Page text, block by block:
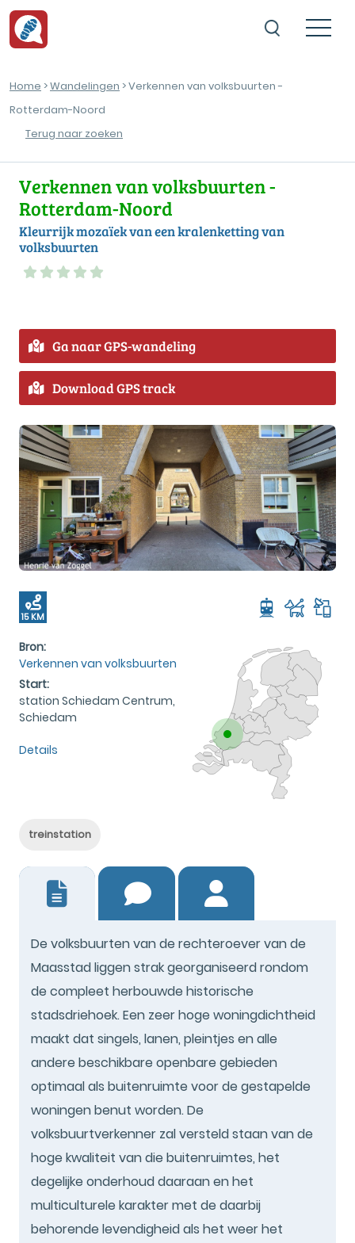
Home >Wandelingen > Verkennen van volksbuurten -
Rotterdam-Noord
Terug naar zoeken
Verkennen van volksbuurten -
Rotterdam-Noord
Kleurrijk mozaïek van een kralenketting van
volksbuurten
Ga naar GPS-wandeling
Download GPS track
15 KM
Bron:
Verkennen van volksbuurten
Start:
station Schiedam Centrum,
Schiedam
Details
treinstation
De volksbuurten van de rechteroever van de
Maasstad liggen strak georganiseerd rondom
de compleet herbouwde historische
stadsdriehoek. Een zeer hoge woningdichtheid
maakt dat singels, lanen, pleintjes en alle
andere beschikbare openbare gebieden
optimaal als buitenruimte voor de gestapelde
woningen benut worden. De
volksbuurtverkenner zal versteld staan van de
hoge kwaliteit van die buitenruimtes, het
degelijke onderhoud daaraan en het
multiculturele karakter met de daarbij
behorende levendigheid als het weer het